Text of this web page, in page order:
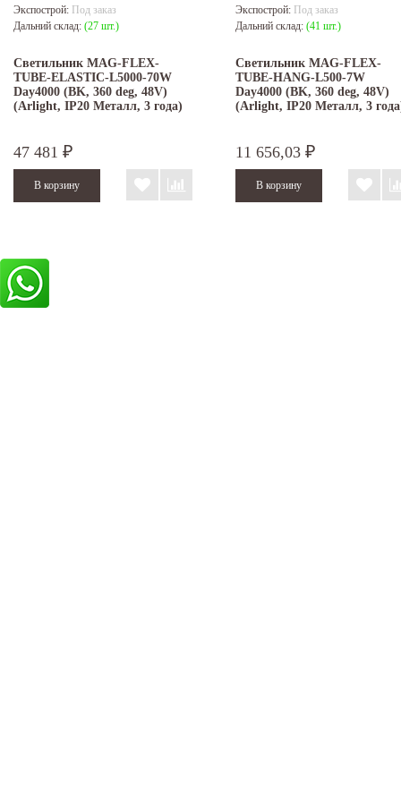
Экспострой: Под заказ
Дальний склад: (27 шт.)
Светильник MAG-FLEX-
TUBE-ELASTIC-L5000-70W
Day4000 (BK, 360 deg, 48V)
(Arlight, IP20 Металл, 3 года)
47 481 ₽
Экспострой: Под заказ
Дальний склад: (41 шт.)
Светильник MAG-FLEX-
TUBE-HANG-L500-7W
Day4000 (BK, 360 deg, 48V)
(Arlight, IP20 Металл, 3
11 656,03 ₽